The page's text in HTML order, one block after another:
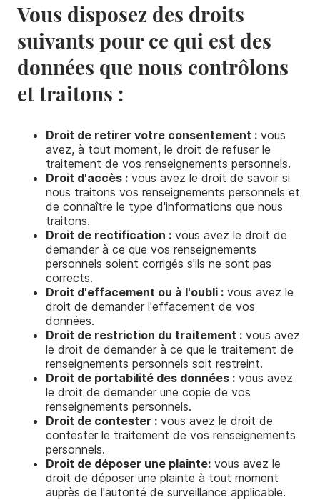
Vous disposez des droits
suivants pour ce qui est des
données que nous contrôlons
et traitons :
Droit de retirer votre consentement : vous
avez, à tout moment, le droit de refuser le
traitement de vos renseignements personnels.
Droit d'accès : vous avez le droit de savoir si
nous traitons vos renseignements personnels et
de connaître le type d'informations que nous
traitons.
Droit de rectification : vous avez le droit de
demander à ce que vos renseignements
personnels soient corrigés s'ils ne sont pas
corrects.
Droit d'effacement ou à l'oubli : vous avez le
droit de demander l'effacement de vos
données.
Droit de restriction du traitement : vous avez
le droit de demander à ce que le traitement de
renseignements personnels soit restreint.
Droit de portabilité des données : vous avez
le droit de demander une copie de vos
renseignements personnels.
Droit de contester : vous avez le droit de
contester le traitement de vos renseignements
personnels.
Droit de déposer une plainte: vous avez le
droit de déposer une plainte à tout moment
auprès de l'autorité de surveillance applicable.